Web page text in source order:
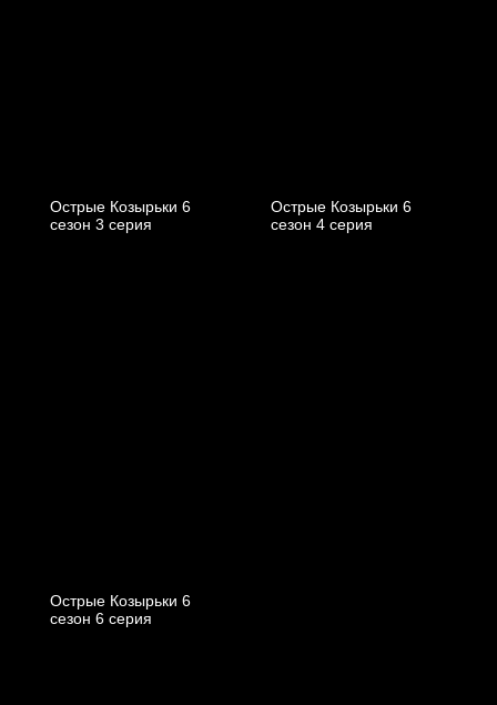
Острые Козырьки 6
cезон 3 cерия
Острые Козырьки 6
cезон 4 cерия
Острые Козырьки 6
cезон 6 cерия